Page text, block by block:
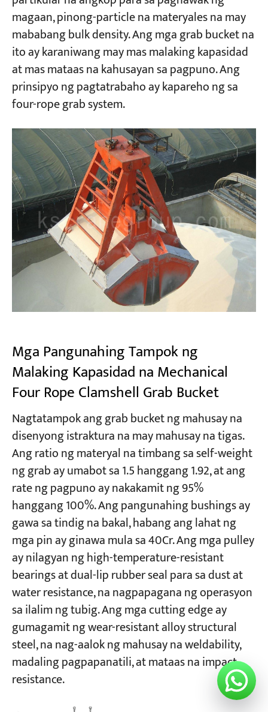
magaan, pinong-particle na materyales na may
mababang bulk density. Ang mga grab bucket na
ito ay karaniwang may mas malaking kapasidad
at mas mataas na kahusayan sa pagpuno. Ang
prinsipyo ng pagtatrabaho ay kapareho ng sa
four-rope grab system.
Mga Pangunahing Tampok ng
Malaking Kapasidad na Mechanical
Four Rope Clamshell Grab Bucket
Nagtatampok ang grab bucket ng mahusay na
disenyong istraktura na may mahusay na tigas.
Ang ratio ng materyal na timbang sa self-weight
ng grab ay umabot sa 1.5 hanggang 1.92, at ang
rate ng pagpuno ay nakakamit ng 95%
hanggang 100%. Ang pangunahing bushings ay
gawa sa tindig na bakal, habang ang lahat ng
mga pin ay ginawa mula sa 40Cr. Ang mga pulley
ay nilagyan ng high-temperature-resistant
bearings at dual-lip rubber seal para sa dust at
water resistance, na nagpapagana ng operasyon
sa ilalim ng tubig. Ang mga cutting edge ay
gumagamit ng wear-resistant alloy structural
steel, na nag-aalok ng mahusay na weldability,
madaling pagpapanatili, at mataas na impact
resistance.